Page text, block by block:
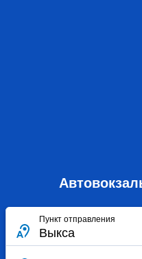
Пункт отправления